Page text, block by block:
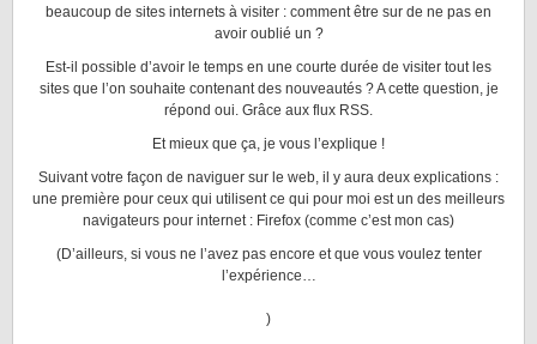
beaucoup de sites internets à visiter : comment être sur de ne pas en
avoir oublié un ?
Est-il possible d’avoir le temps en une courte durée de visiter tout les
sites que l’on souhaite contenant des nouveautés ? A cette question, je
répond oui. Grâce aux flux RSS.
Et mieux que ça, je vous l’explique !
Suivant votre façon de naviguer sur le web, il y aura deux explications :
une première pour ceux qui utilisent ce qui pour moi est un des meilleurs
navigateurs pour internet : Firefox (comme c’est mon cas)
(D’ailleurs, si vous ne l’avez pas encore et que vous voulez tenter
l’expérience…
)